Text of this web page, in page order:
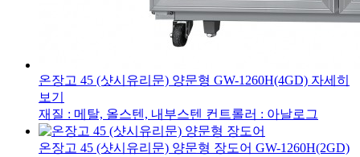
온장고 45 (샷시유리문) 양문형 GW-1260H(4GD) 자세히
보기
재질 : 메탈, 올스텐, 내부스텐 컨트롤러 : 아날로그
온장고 45 (샷시유리문) 양문형 장도어 GW-1260H(2GD)